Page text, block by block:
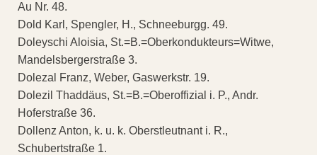
Au Nr. 48.
Dold Karl, Spengler, H., Schneeburgg. 49.
Doleyschi Aloisia, St.=B.=Oberkondukteurs=Witwe,
Mandelsbergerstraße 3.
Dolezal Franz, Weber, Gaswerkstr. 19.
Dolezil Thaddäus, St.=B.=Oberoffizial i. P., Andr.
Hoferstraße 36.
Dollenz Anton, k. u. k. Oberstleutnant i. R.,
Schubertstraße 1.